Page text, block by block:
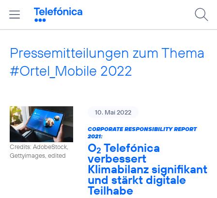
Pressemitteilungen zum Thema
#Ortel_Mobile 2022
Credits: AdobeStock,
Gettyimages, edited
10. Mai 2022
CORPORATE RESPONSIBILITY REPORT
2021:
O2 Telefónica
verbessert
Klimabilanz signifikant
und stärkt digitale
Teilhabe